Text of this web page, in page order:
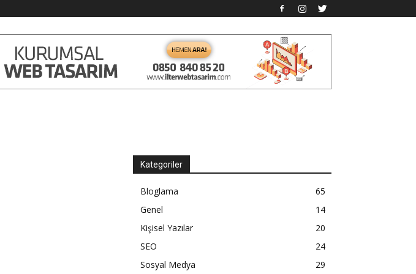
Kategoriler
Bloglama
65
Genel
14
Kişisel Yazılar
20
SEO
24
Sosyal Medya
29